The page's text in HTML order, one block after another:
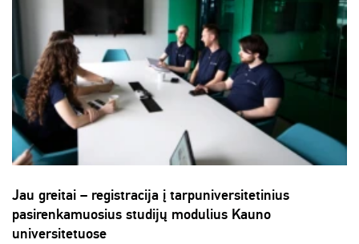
Jau greitai – registracija į tarpuniversitetinius
pasirenkamuosius studijų modulius Kauno
universitetuose